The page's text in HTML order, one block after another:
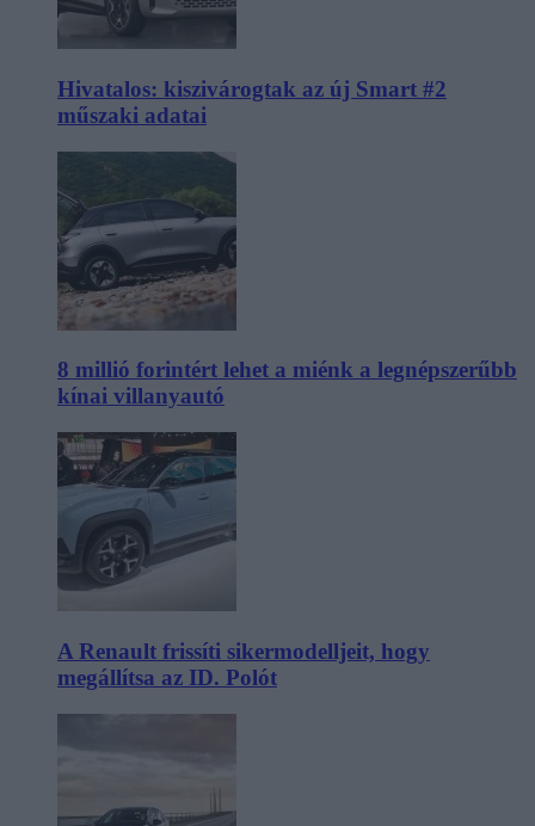
Hivatalos: kiszivárogtak az új Smart #2
műszaki adatai
8 millió forintért lehet a miénk a legnépszerűbb
kínai villanyautó
A Renault frissíti sikermodelljeit, hogy
megállítsa az ID. Polót